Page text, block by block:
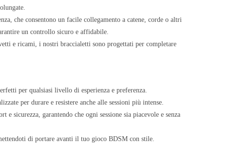
che consentono un facile collegamento a catene, corde o altri
un controllo sicuro e affidabile.
e ricami, i nostri braccialetti sono progettati per completare
per qualsiasi livello di esperienza e preferenza.
per durare e resistere anche alle sessioni più intense.
sicurezza, garantendo che ogni sessione sia piacevole e senza
di portare avanti il tuo gioco BDSM con stile.